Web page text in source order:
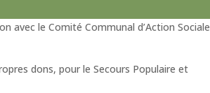
avec le Comité Communal d’Action Sociale
dons, pour le Secours Populaire et